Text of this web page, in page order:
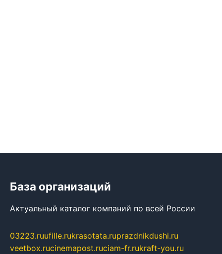
База организаций
Актуальный каталог компаний по всей России
03223.ruufille.rukrasotata.ruprazdnikdushi.ru
veetbox.rucinemapost.ruciam-fr.rukraft-you.ru